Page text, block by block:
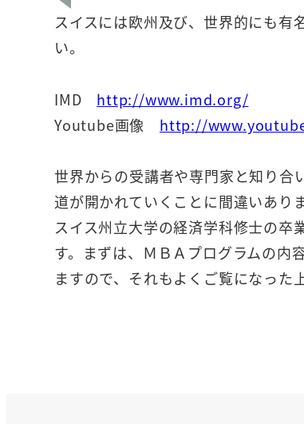
スイスには欧州及び、世界的にも有
い。
IMD http://www.imd.org/
Youtube画像 http://
世界からの受講者や専門家と知り合
道が開かれていくことに間違いあり
スイス州立大学の経済学科修士の卒
す。まずは、ＭＢＡプログラムの内
ますので、それもよくご覧になった